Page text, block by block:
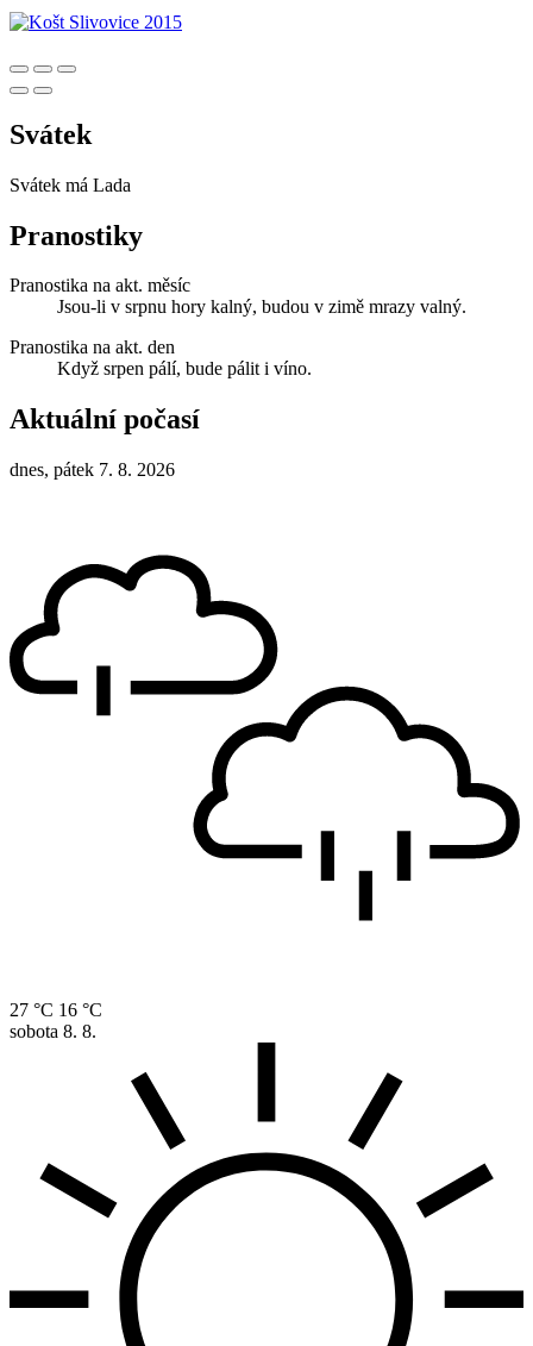
Svátek
Svátek má Lada
Pranostiky
Pranostika na akt. měsíc
Jsou-li v srpnu hory kalný, budou v zimě mrazy valný.
Pranostika na akt. den
Když srpen pálí, bude pálit i víno.
Aktuální počasí
dnes, pátek 7. 8. 2026
27 °C 16 °C
sobota 8. 8.